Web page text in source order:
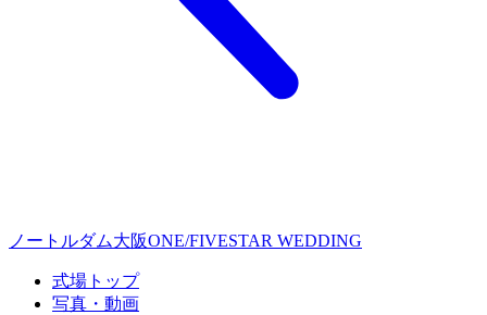
ノートルダム大阪ONE/FIVESTAR WEDDING
式場トップ
写真・動画